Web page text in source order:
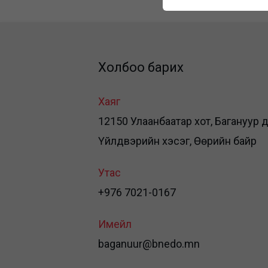
Холбоо барих
Хаяг
12150 Улаанбаатар хот, Багануур
Үйлдвэрийн хэсэг, Өөрийн байр
Утас
+976 7021-0167
Имейл
baganuur@bnedo.mn